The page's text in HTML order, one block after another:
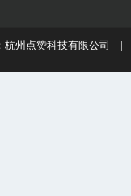
杭州点赞科技有限公司